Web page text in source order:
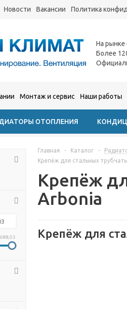
Новости Вакансии Политика
На рынке
Более
Монтаж и сервис Наши работы
ОТОПЛЕНИЯ
Главная - Каталог -
Крепёж для стальных
Крепёж
Arbonia
Крепёж для